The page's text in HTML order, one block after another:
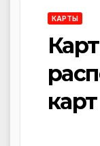
КАРТЫ
карт